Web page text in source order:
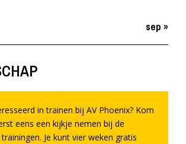
sep »
in trainen bij AV Phoenix? Kom
eens een kijkje nemen bij de
Je kunt vier weken gratis